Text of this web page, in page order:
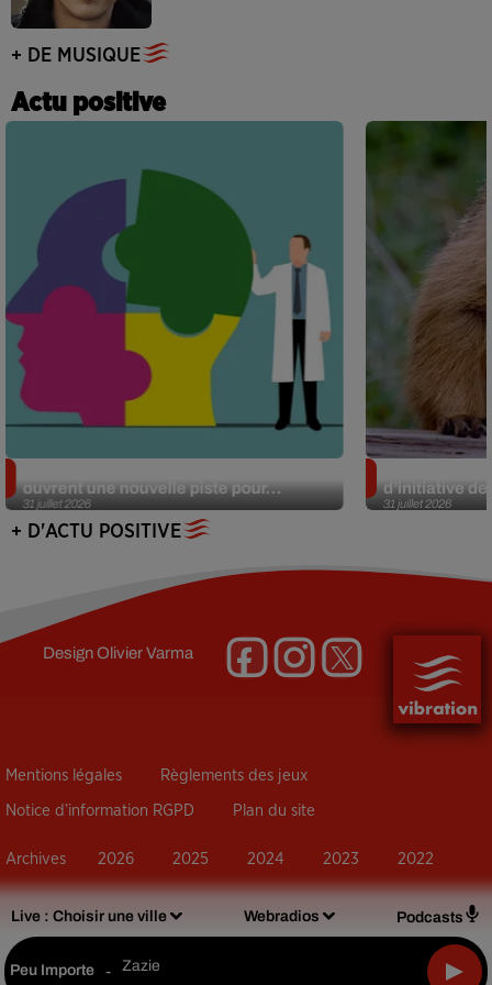
Live : Choisir une ville Webradios Podcasts
Peu Importe - Zazie
+ DE MUSIQUE
Actu positive
31 juillet 2026
ouvrent une nouvelle piste pour...
31 juillet 2026
d’initiative
+ D'ACTU POSITIVE
DesignOlivier Varma
Mentions légales Règlements des jeux
Notice d’information RGPD Plan du site
Archives 2026 2025 2024 2023 2022